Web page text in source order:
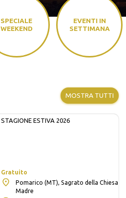
SPECIALE
WEEKEND
EVENTI IN
SETTIMANA
MOSTRA TUTTI
STAGIONE ESTIVA 2026
Gratuito
Pomarico (MT), Sagrato della Chiesa
Madre